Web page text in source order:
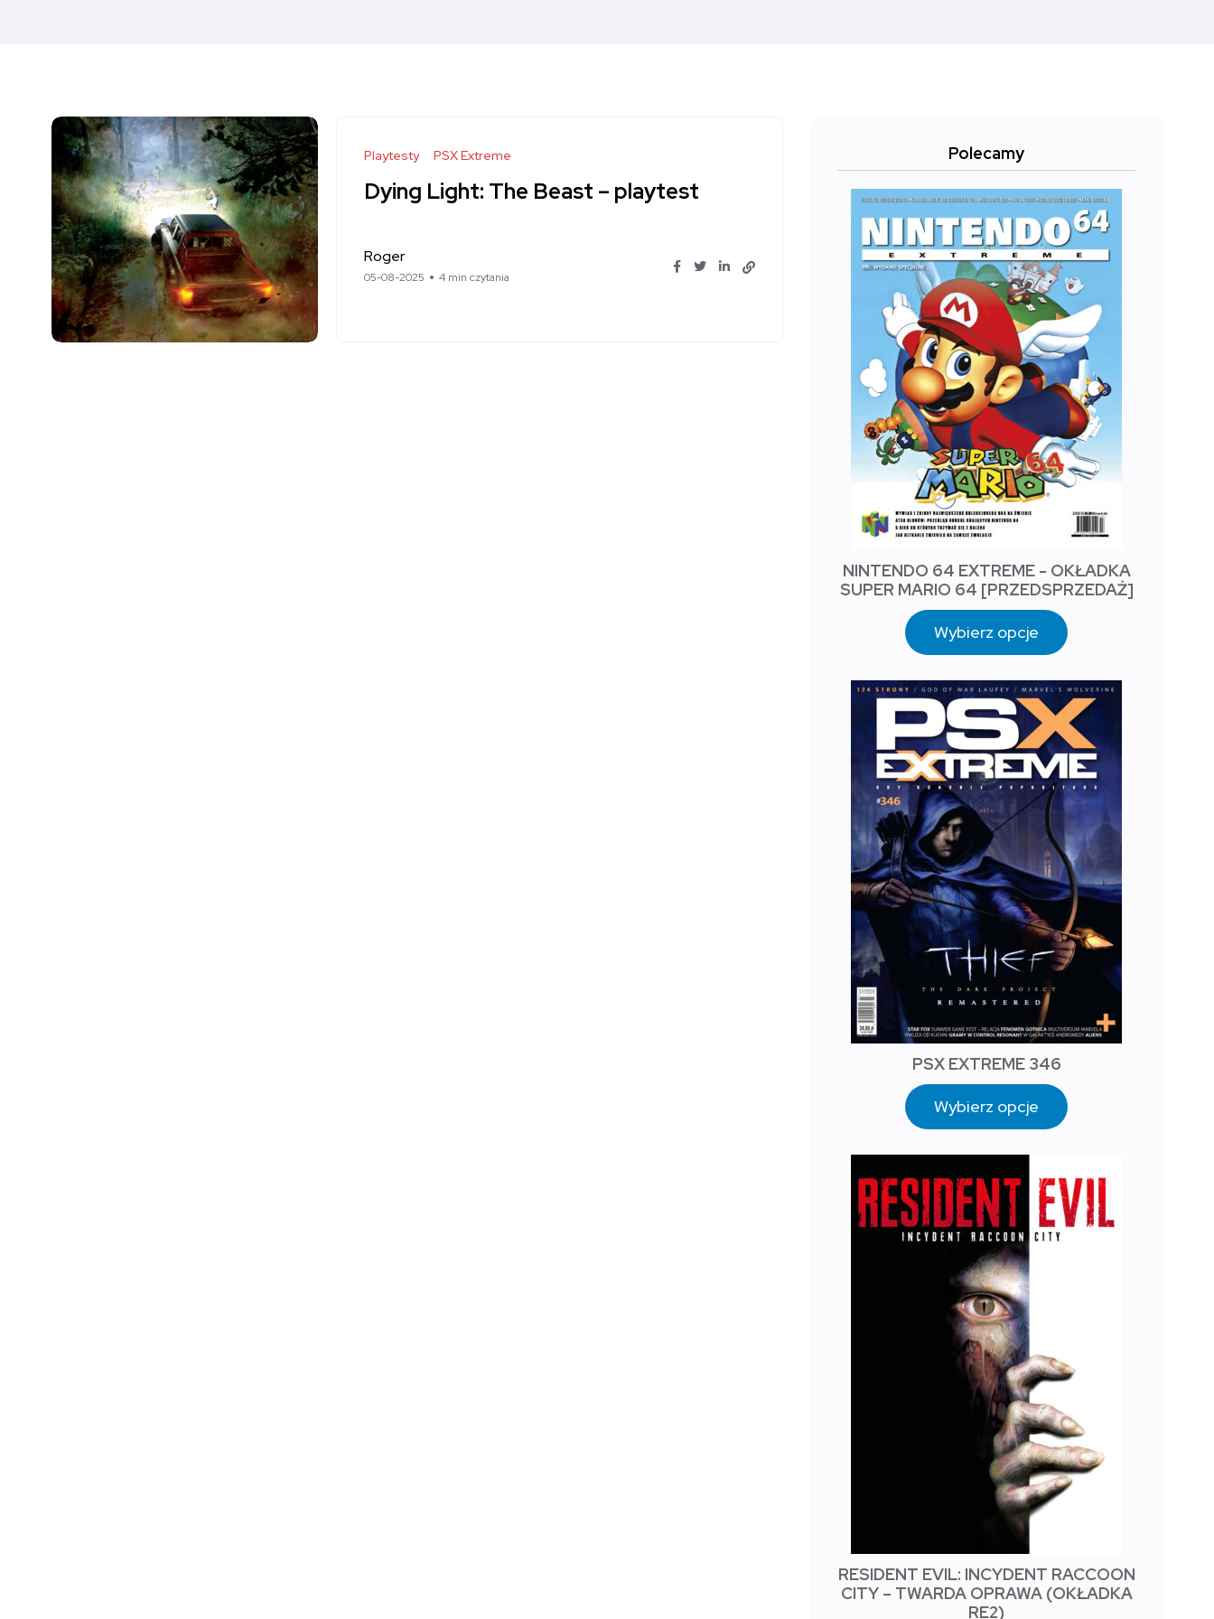
Playtesty PSX Extreme
Dying Light: The Beast – playtest
Roger
05-08-2025 4 min czytania
Polecamy
NINTENDO 64 EXTREME - OKŁADKA
SUPER MARIO 64 [PRZEDSPRZEDAŻ]
Wybierz opcje
PSX EXTREME 346
Wybierz opcje
RESIDENT EVIL: INCYDENT RACCOON
CITY – TWARDA OPRAWA (OKŁADKA
RE2)